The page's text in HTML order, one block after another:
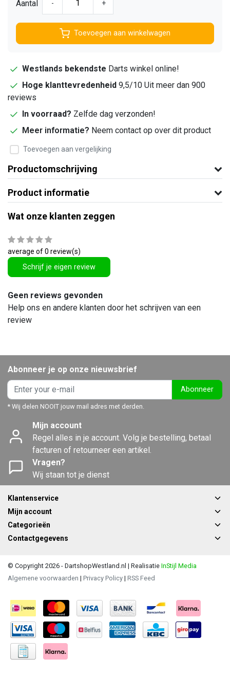
Aantal - +
Toevoegen aan winkelwagen
Westlands bekendste Darts winkel online!
Hoge klanttevredenheid 9,5/10 Uit meer dan 900
reviews
In voorraad? Zelfde dag verzonden!
Meer informatie? Neem contact op over dit product
Toevoegen aan vergelijking
Productomschrijving
Product informatie
Wat onze klanten zeggen
average of 0 review(s)
Schrijf je eigen review
Geen reviews gevonden
Help ons en andere klanten door het schrijven van een
review
Abonneer je op onze nieuwsbrief
Abonneer
* Wij delen NOOIT jouw mail adres met derden.
Mijn account
Regel alles in je account. Volg je bestelling, betaal
facturen of retourneer een artikel.
Vragen?
Wij staan tot je dienst
Klantenservice
Mijn account
Categorieën
Contactgegevens
© Copyright 2026 - DartshopWestland.nl | Realisatie InStijl Media
Algemene voorwaarden | Privacy Policy | RSS Feed